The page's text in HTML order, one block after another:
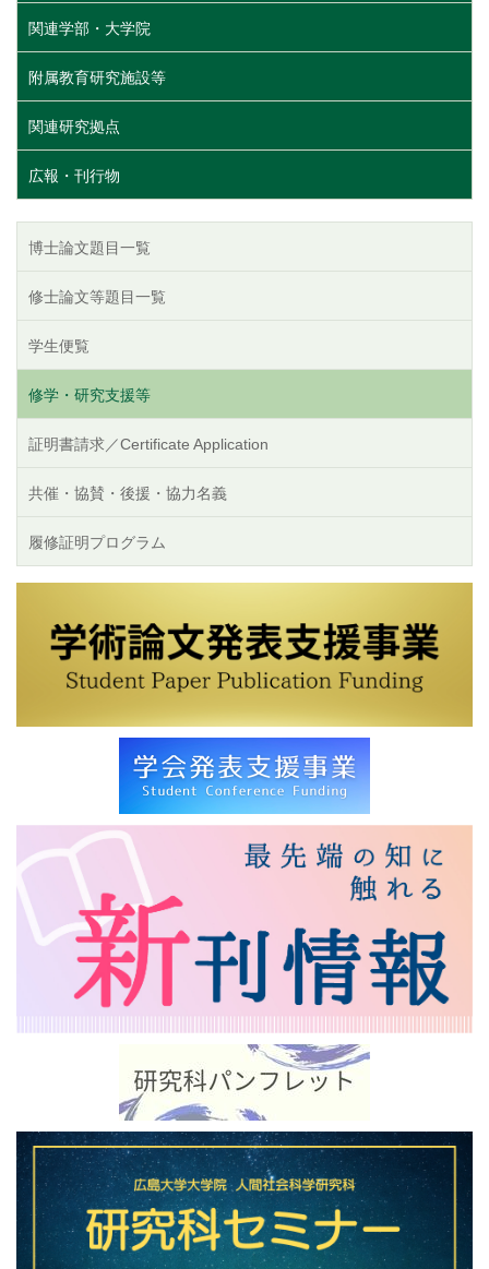
関連学部・大学院
附属教育研究施設等
関連研究拠点
広報・刊行物
博士論文題目一覧
修士論文等題目一覧
学生便覧
修学・研究支援等
証明書請求／Certificate Application
共催・協賛・後援・協力名義
履修証明プログラム